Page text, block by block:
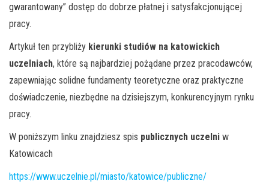
gwarantowany” dostęp do dobrze płatnej i satysfakcjonującej
pracy.
Artykuł ten przybliży kierunki studiów na katowickich
uczelniach, które są najbardziej pożądane przez pracodawców,
zapewniając solidne fundamenty teoretyczne oraz praktyczne
doświadczenie, niezbędne na dzisiejszym, konkurencyjnym rynku
pracy.
W poniższym linku znajdziesz spis publicznych uczelni w
Katowicach
https://www.uczelnie.pl/miasto/katowice/publiczne/